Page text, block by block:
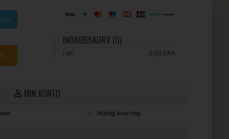
INDKØBSKURV (0)
I alt: 0,00 DKK
MIN KONTO
Hurtig levering